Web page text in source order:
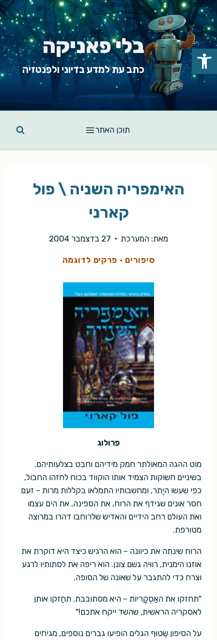
Skip
to
content
בלי פאניקה
כתב עת למדע בדיוני ולפנטזיה
תוכן האתר
האימפריה השניה \ פול
קארני
מאת: המערכת 27 בדצמבר 2004
סיפורים · פרקים לדוגמה
פרולוג
מוט ההגה המאולתר חמק מידיהם וחבט בצלעותיהם.
בשיניים חשוקות הצמיד אותו הוקווד בכוח לחזהו החבול,
כפי שעשו היֶתר, ומחשבותיו התמלאו בקללות מרות – זעם
חסר אונים שגידף את הרוח, את הספינה, את הים עצמו
ואת העולם רחב הידיים והאדיש שלרוחבו דהרו במרוצה
מטורפת.
הרוח שינתה את כיוונה – הוא הרגיש כיצד היא דוקרת את
אוזנו הימנית, רווּיה גשם צונן. הוא ריפה את לסתותיו לרגע
וצרח כדי להתגבר על שאונה של הסופה.
"תחזקו את האַסְקָריות – היא מסתובבת. תחַזקו אותן
לאסקריה הראשית, שהשד ייקח אתכם!"
על הסיפון שְטוּף הגלים הופיעו גברים נוספים, מגיחים
פתח סרגל נגישות